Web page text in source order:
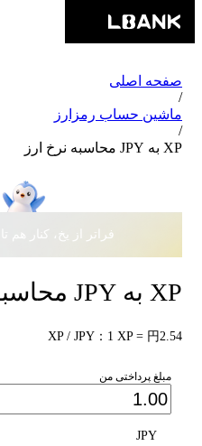
صفحه اصلی
/
ماشین حساب رمزارز
/
XP به JPY محاسبه نرخ ارز
XP به JPY محاسبه نرخ ارز
XP / JPY：1 XP = 円2.54
مبلغ پرداختی من
JPY